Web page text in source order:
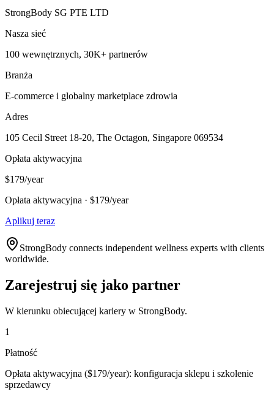
StrongBody SG PTE LTD
Nasza sieć
100 wewnętrznych, 30K+ partnerów
Branża
E-commerce i globalny marketplace zdrowia
Adres
105 Cecil Street 18-20, The Octagon, Singapore 069534
Opłata aktywacyjna
$179/year
Opłata aktywacyjna · $179/year
Aplikuj teraz
StrongBody connects independent wellness experts with clients
worldwide.
Zarejestruj się jako partner
W kierunku obiecującej kariery w StrongBody.
1
Płatność
Opłata aktywacyjna ($179/year): konfiguracja sklepu i szkolenie
sprzedawcy